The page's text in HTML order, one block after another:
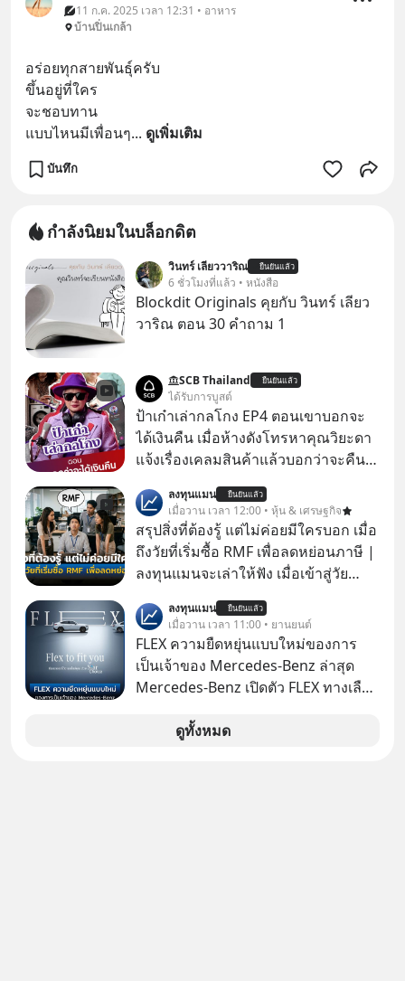
11 ก.ค. 2025 เวลา 12:31 • อาหาร
บ้านปิ่นเกล้า
อร่อยทุกสายพันธ์ุครับ
ขึ้นอยู่ที่ใคร
จะชอบทาน
แบบไหนมีเพื่อนๆ... ดูเพิ่มเติม
บันทึก
กำลังนิยมในบล็อกดิต
วินทร์ เลียววาริณ ยืนยันแล้ว
6 ชั่วโมงที่แล้ว • หนังสือ
Blockdit Originals คุยกับ วินทร์ เลียว
วาริณ ตอน 30 คำถาม 1
SCB Thailand ยืนยันแล้ว
ได้รับการบูสต์
ป้าเก๋าเล่ากลโกง EP4 ตอนเขาบอกจะ
ได้เงินคืน เมื่อห้างดังโทรหาคุณวิยะดา
แจ้งเรื่องเคลมสินค้าแล้วบอกว่าจะคืน
เรื่องจ้อจี้ หาคำตอบได้ที่ “ป้าเก๋าเล่ากล
โกง” EP4 ตอน “เขาบอกว่าจะได้เงิน
คืน” #ป้าเก๋าเล่ากลโกง #แก้เกมกลโกง
#อยู่อย่างยั่งยืน #Cybersecurity #เตือน
ภัยออนไลน์
ลงทุนแมน ยืนยันแล้ว
เมื่อวาน เวลา 12:00 • หุ้น & เศรษฐกิจ
สรุปสิ่งที่ต้องรู้ แต่ไม่ค่อยมีใครบอก เมื่อ
ถึงวัยที่เริ่มซื้อ RMF เพื่อลดหย่อนภาษี |
ลงทุนแมนจะเล่าให้ฟัง เมื่อเข้าสู่วัย
ภาษี หลายคนมักได้รับคำแนะนำให้
ลงทุนใน RMF เพราะนอกจากจะช่วยลด
หย่อนภาษีได้แล้ว ยังเป็นโอกาสในการ
สร้างความมั่งคั่งระยะยาว แต่น้อยคน
อะไรบ้าง ควรดู ตรงไหน ทำอย่างไร ถึง
จะดีกับเรา แล้วเราควรรู้ข้อมูลอะไร
ลงทุนแมน ยืนยันแล้ว
เมื่อวาน เวลา 11:00 • ยานยนต์
FLEX ความยืดหยุ่นแบบใหม่ของการ
เป็นเจ้าของ Mercedes-Benz ล่าสุด
Mercedes-Benz เปิดตัว FLEX ทางเลือก
“Flex to Fit You ยืดได้ตามสไตล์คุณ
ดูทั้งหมด